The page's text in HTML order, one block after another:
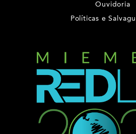
Ouvidoria
Políticas e